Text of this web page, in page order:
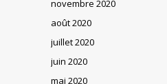
novembre 2020
août 2020
juillet 2020
juin 2020
mai 2020